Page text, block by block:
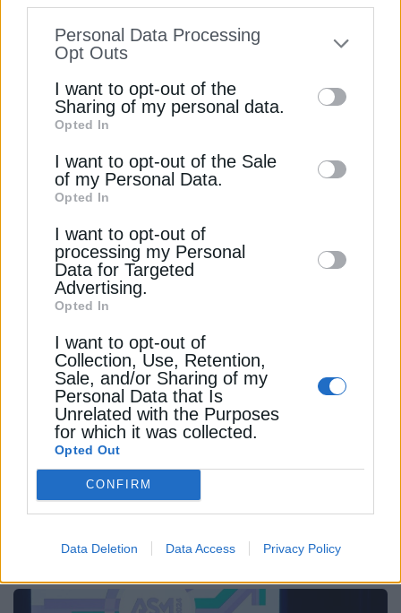
to your opt-out. You may separately opt-out
information by third parties on the IAB’s list
of downstream participants. This
information may also be disclosed by us to
third parties on theIAB’s List of
Downstream Participants
disclose it to other third parties.
Personal Data Processing
Opt Outs
I want to opt-out of the
Sharing of my personal data.
Opted In
I want to opt-out of the Sale
of my Personal Data.
Opted In
I want to opt-out of
processing my Personal
Data for Targeted
Advertising.
Opted In
I want to opt-out of
Collection, Use, Retention,
Sale, and/or Sharing of my
Personal Data that Is
Unrelated with the Purposes
for which it was collected.
Opted Out
CONFIRM
Data Deletion Data Access Privacy Policy
ΦΥΣΙΚΟ ΑΕΡΙΟ
Ρωσία: Προειδοποιεί για εκτίναξη στις
τιμές αερίου
28 Αυγούστου 2024
ΕΠΙΧΕΙΡΗΣΕΙΣ
Υπερταμείο: Ολοκληρώθηκε η θητεία του
17 Φεβρουαρίου 2025